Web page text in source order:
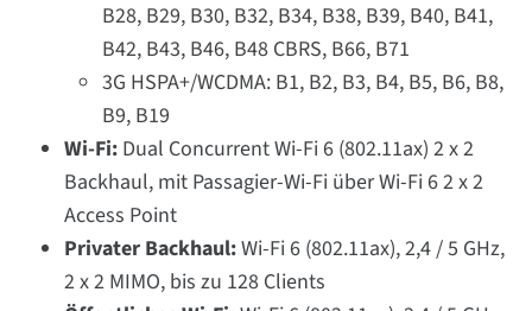
B28, B29, B30, B32, B34, B38, B39, B40, B41,
B42, B43, B46, B48 CBRS, B66, B71
3G HSPA+/WCDMA: B1, B2, B3, B4, B5, B6, B8,
B9, B19
Wi-Fi: Dual Concurrent Wi-Fi 6 (802.11ax) 2 x 2
Backhaul, mit Passagier-Wi-Fi über Wi-Fi 6 2 x 2
Access Point
Privater Backhaul:Wi-Fi 6 (802.11ax), 2,4 / 5 GHz,
2 x 2 MIMO, bis zu 128 Clients